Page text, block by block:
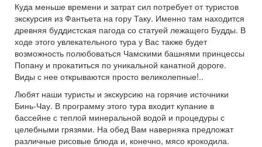
Куда меньше времени и затрат сил потребует от туристов
экскурсия из Фантьета на гору Таку. Именно там находится
древняя буддистская пагода со статуей лежащего Будды. В
ходе этого увлекательного тура у Вас также будет
возможность полюбоваться Чамскими башнями принцессы
Попану и прокатиться по уникальной канатной дороге.
Виды с нее открываются просто великолепные!..
Любят наши туристы и экскурсию на горячие источники
Бинь-Чау. В программу этого тура входит купание в
бассейне с теплой минеральной водой и процедуры с
целебными грязями. На обед Вам наверняка предложат
различные рисовые блюда и, конечно, мясо крокодила.